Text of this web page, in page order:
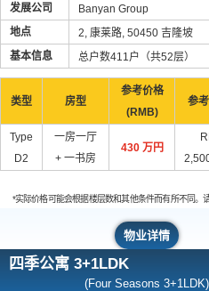
发展公司
Banyan Group
地点
2, 康莱路, 50450 吉隆坡
基本信息
总户数411户（共52层）
类型 房型
参考价格
(RMB)
参
Type
D2
一房一厅
+ 一书房
430 万円
*实际价格可能会根据楼层数和其他条件而有所不同。
物业详情
四季公寓 3+1LDK
(Four Seasons 3+1LDK)